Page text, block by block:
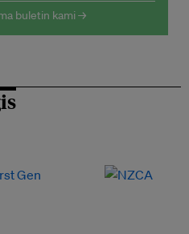
buletin kami →